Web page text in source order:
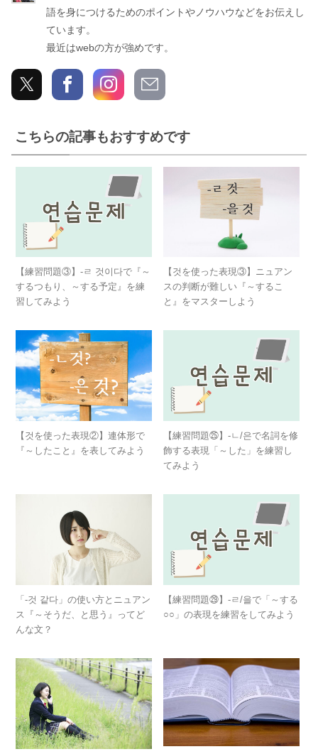
語を身につけるためのポイントやノウハウなどをお伝えし
ています。
最近はwebの方が強めです。
こちらの記事もおすすめです
【練習問題③】-ㄹ 것이다で『～
するつもり、～する予定』を練
習してみよう
【것を使った表現③】ニュアン
スの判断が難しい『～するこ
と』をマスターしよう
【것を使った表現②】連体形で
『～したこと』を表してみよう
【練習問題㉕】-ㄴ/은で名詞を修
飾する表現「～した」を練習し
てみよう
「-것 같다」の使い方とニュアン
ス『～そうだ、と思う』ってど
んな文？
【練習問題㉙】-ㄹ/을で「～する
○○」の表現を練習をしてみよう